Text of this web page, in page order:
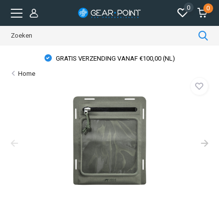
0 0
GRATIS VERZENDING VANAF €100,00 (NL)
Home